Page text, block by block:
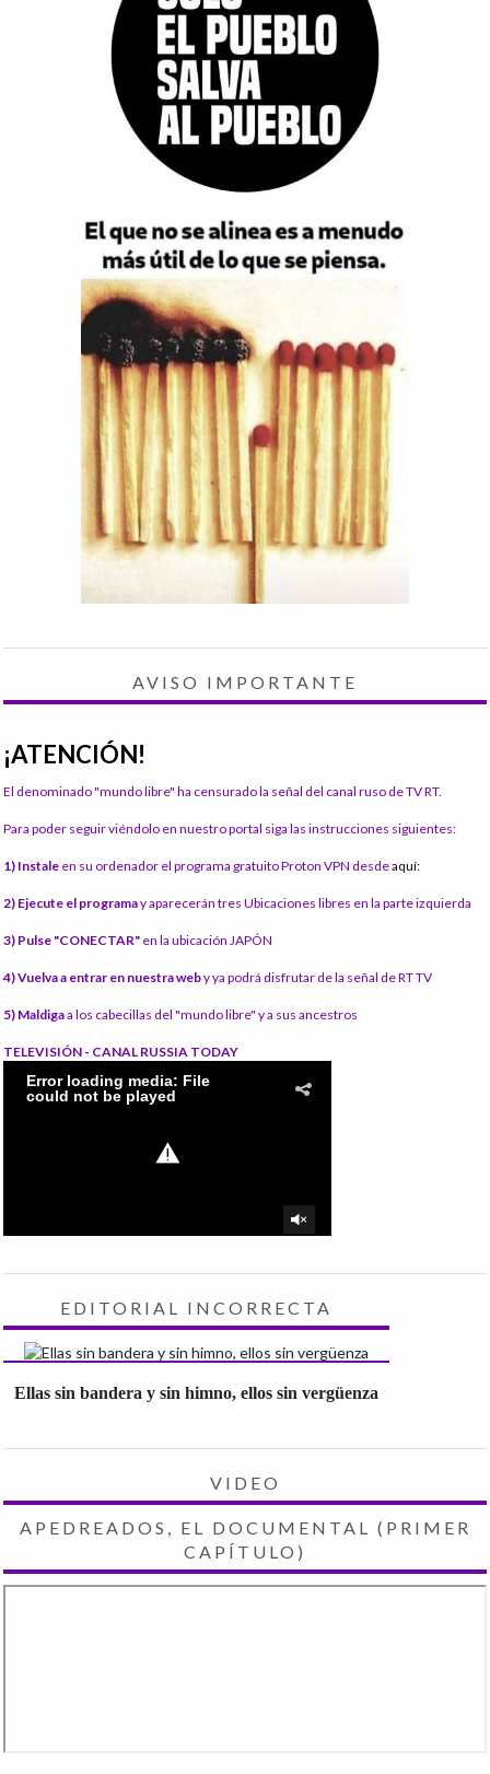
AVISO IMPORTANTE
¡ATENCIÓN!
El denominado "mundo libre" ha censurado la señal del canal ruso de TV RT.
Para poder seguir viéndolo en nuestro portal siga las instrucciones siguientes:
1) Instale en su ordenador el programa gratuito Proton VPN desdeaquí:
2) Ejecute el programay aparecerán tres Ubicaciones libres en la parte izquierda
3) Pulse "CONECTAR" en la ubicación JAPÓN
4) Vuelva a entrar en nuestra weby ya podrá disfrutar de la señal de RT TV
5) Maldigaa los cabecillas del "mundo libre" y a sus ancestros
TELEVISIÓN - CANAL RUSSIA TODAY
EDITORIAL INCORRECTA
Ellas sin bandera y sin himno, ellos sin vergüenza
VIDEO
APEDREADOS, EL DOCUMENTAL (PRIMER
CAPÍTULO)